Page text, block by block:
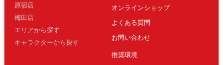
原宿店
梅田店
エリアから探す
キャラクターから探す
オンラインショップ
よくある質問
お問い合わせ
推奨環境